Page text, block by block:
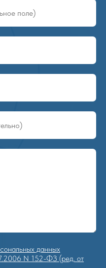
2:15
данных
N 152-ФЗ (ред. от